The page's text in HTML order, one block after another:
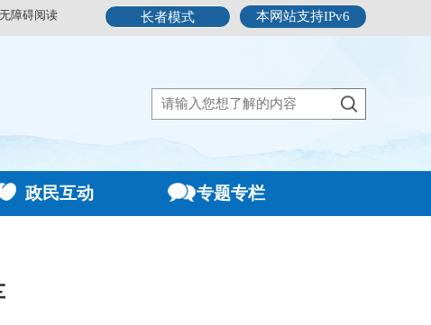
本网站支持IPv6
长者模式
无障碍阅读
政民互动 专题专栏